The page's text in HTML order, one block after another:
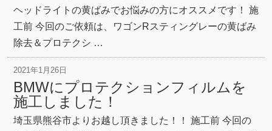
ヘッドライトの黄ばみでお悩みの方にオススメです！ 施
工前 今回のご依頼は、ワゴンRスティングレーの黄ばみ
除去＆プロテクシ …
2021年1月26日
BMWにプロテクションフィルムを
施工しました！
埼玉県熊谷市よりお越し頂きました！！ 施工前 今回の